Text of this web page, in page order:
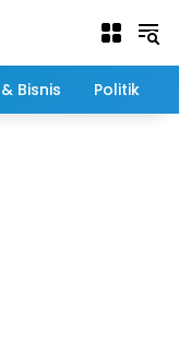
Bisnis Politik